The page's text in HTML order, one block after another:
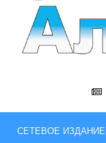
СЕТЕВОЕ ИЗДАНИЕ